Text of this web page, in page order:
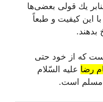
یك قولی بعضی‌ها
این كیفیت و طبعاً
كه از خود حتی
رضا علیه السّلام
مسلم است.